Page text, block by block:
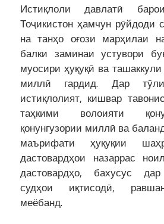
Истиқлоли давлатӣ
Тоҷикистон ҳамчун рӯйдоди
на танҳо оғози марҳилаи
балки заминаи устувори
муосири ҳуқуқӣ ва
миллӣ гардид. Дар
истиқлолият, кишвар
таҳкими волоияти
қонунгузории миллӣ ва
маърифати ҳуқуқии
дастовардҳои назаррас
дастовардҳо, бахусус
судҳои иқтисодӣ,
меёбанд.